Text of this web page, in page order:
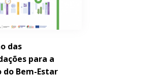
das
para a
do Bem-Estar